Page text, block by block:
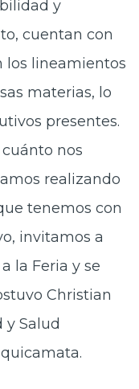
y
cuentan con
los lineamientos
materias, lo
presentes.
nos
realizando
tenemos con
invitamos a
la Feria y se
Christian
y Salud